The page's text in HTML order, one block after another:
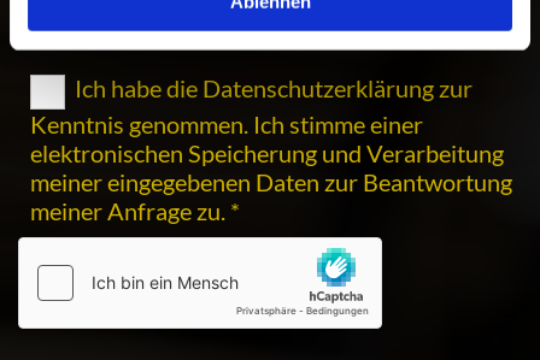
Ich habe die Datenschutzerklärung zur
Kenntnis genommen. Ich stimme einer
elektronischen Speicherung und Verarbeitung
meiner eingegebenen Daten zur Beantwortung
meiner Anfrage zu. *